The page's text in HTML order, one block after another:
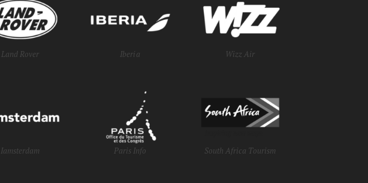
Land Rover Iberia Wizz Air
Iamsterdam Paris Info South Africa Tourism